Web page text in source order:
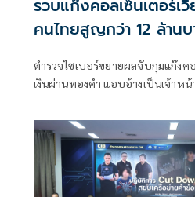
รวบแก๊งคอลเซ็นเตอร์เ
คนไทยสูญกว่า 12 ล้าน
ตำรวจไซเบอร์ขยายผลจับกุมแก๊งค
เงินผ่านทองคำ แอบอ้างเป็นเจ้าห
เงินของเจ้าหน้าที่